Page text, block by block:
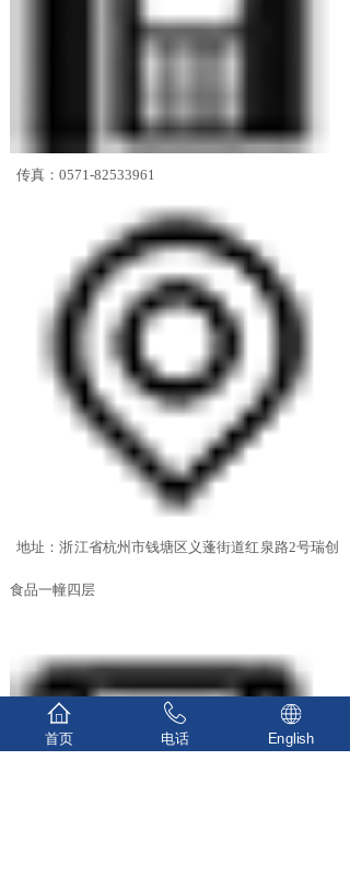
传真：0571-82533961
地址：浙江省杭州市钱塘区义蓬街道红泉路2号瑞创
食品一幢四层
首页 电话 English